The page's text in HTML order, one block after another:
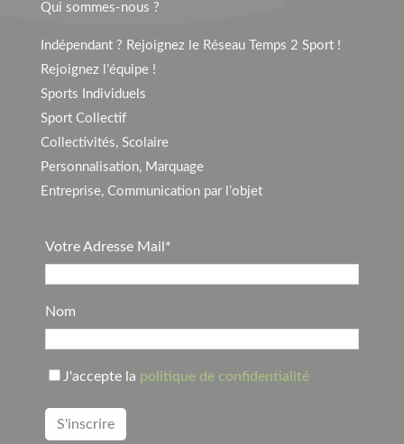
Qui sommes-nous ?
Indépendant ? Rejoignez le Réseau Temps 2 Sport !
Rejoignez l’équipe !
Sports Individuels
Sport Collectif
Collectivités, Scolaire
Personnalisation, Marquage
Entreprise, Communication par l’objet
Votre Adresse Mail*
Nom
J'accepte la politique de confidentialité